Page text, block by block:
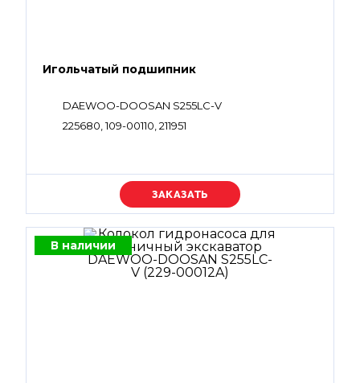
Игольчатый подшипник
DAEWOO-DOOSAN S255LC-V
225680, 109-00110, 211951
Уточняйте цену
В наличии